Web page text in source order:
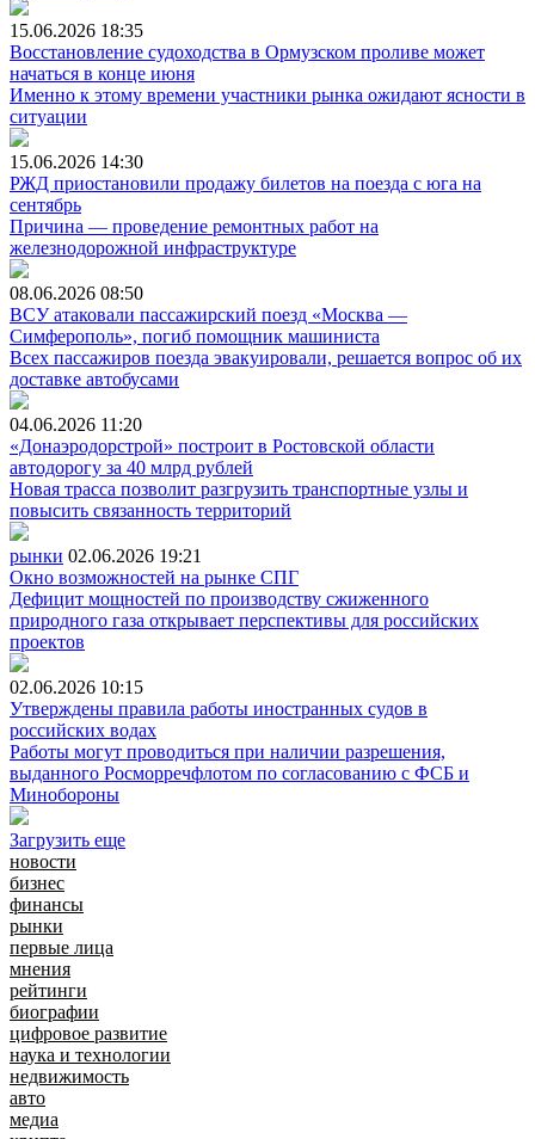
15.06.2026 18:35
Восстановление судоходства в Ормузском проливе может
начаться в конце июня
Именно к этому времени участники рынка ожидают ясности в
ситуации
15.06.2026 14:30
РЖД приостановили продажу билетов на поезда с юга на
сентябрь
Причина — проведение ремонтных работ на
железнодорожной инфраструктуре
08.06.2026 08:50
ВСУ атаковали пассажирский поезд «Москва —
Симферополь», погиб помощник машиниста
Всех пассажиров поезда эвакуировали, решается вопрос об их
доставке автобусами
04.06.2026 11:20
«Донаэродорстрой» построит в Ростовской области
автодорогу за 40 млрд рублей
Новая трасса позволит разгрузить транспортные узлы и
повысить связанность территорий
рынки 02.06.2026 19:21
Окно возможностей на рынке СПГ
Дефицит мощностей по производству сжиженного
природного газа открывает перспективы для российских
проектов
02.06.2026 10:15
Утверждены правила работы иностранных судов в
российских водах
Работы могут проводиться при наличии разрешения,
выданного Росморречфлотом по согласованию с ФСБ и
Минобороны
Загрузить еще
новости
бизнес
финансы
рынки
первые лица
мнения
рейтинги
биографии
цифровое развитие
наука и технологии
недвижимость
авто
медиа